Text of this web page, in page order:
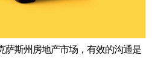
萨斯州房地产市场，有效的沟通是